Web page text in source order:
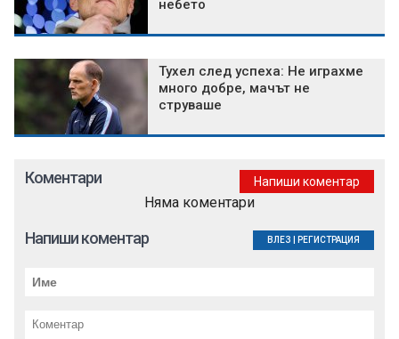
небето
Тухел след успеха: Не играхме
много добре, мачът не
струваше
Коментари Напиши коментар
Няма коментари
Напиши коментар ВЛЕЗ РЕГИСТРАЦИЯ